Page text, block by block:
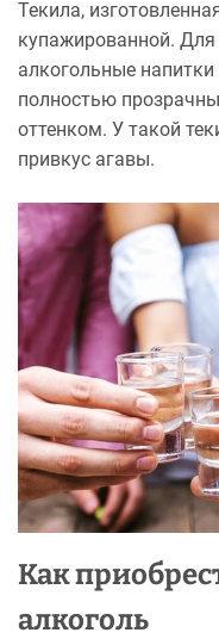
Текила,
купажированной.
алкогольные
полностью
оттенком. У такой
привкус агавы.
Как
алкоголь